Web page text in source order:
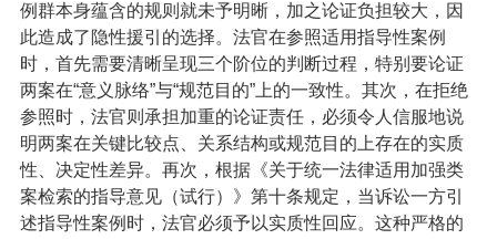
例群本身蕴含的规则就未予明晰，加之论证负担较大，因
此造成了隐性援引的选择。法官在参照适用指导性案例
时，首先需要清晰呈现三个阶位的判断过程，特别要论证
两案在“意义脉络”与“规范目的”上的一致性。其次，在拒绝
参照时，法官则承担加重的论证责任，必须令人信服地说
明两案在关键比较点、关系结构或规范目的上存在的实质
性、决定性差异。再次，根据《关于统一法律适用加强类
案检索的指导意见（试行）》第十条规定，当诉讼一方引
述指导性案例时，法官必须予以实质性回应。这种严格的